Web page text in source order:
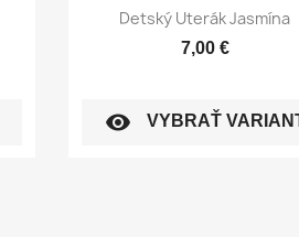
Rýchly náhľad
Detský Uterák Jasmína
7,00 €
visibility VYBRAŤ